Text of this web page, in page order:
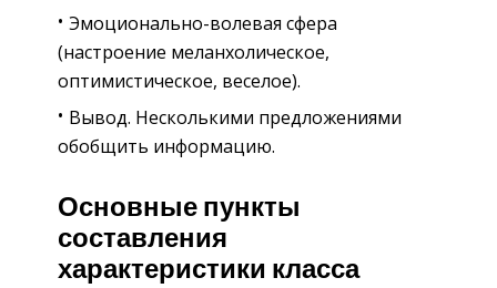
Эмоционально-волевая сфера
(настроение меланхолическое,
оптимистическое, веселое).
Вывод. Несколькими предложениями
обобщить информацию.
Основные пункты
составления
характеристики класса